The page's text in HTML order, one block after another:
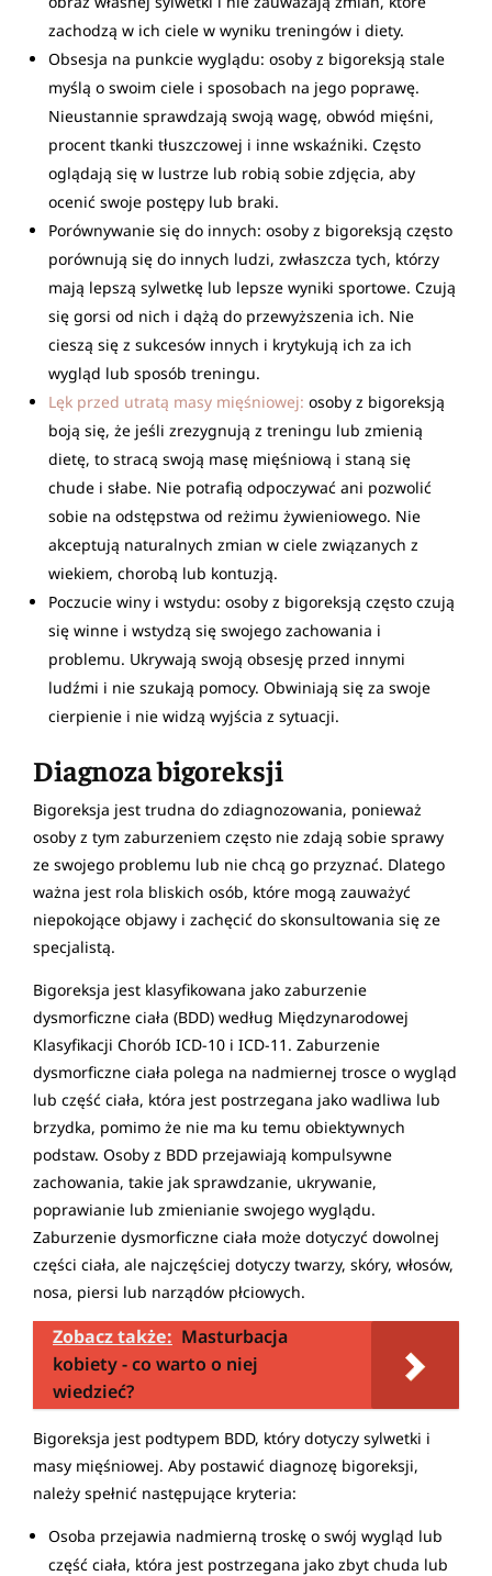
zachodzą w ich ciele w wyniku treningów i diety.
Obsesja na punkcie wyglądu: osoby z bigoreksją stale
myślą o swoim ciele i sposobach na jego poprawę.
Nieustannie sprawdzają swoją wagę, obwód mięśni,
procent tkanki tłuszczowej i inne wskaźniki. Często
oglądają się w lustrze lub robią sobie zdjęcia, aby
ocenić swoje postępy lub braki.
Porównywanie się do innych: osoby z bigoreksją często
porównują się do innych ludzi, zwłaszcza tych, którzy
mają lepszą sylwetkę lub lepsze wyniki sportowe. Czują
się gorsi od nich i dążą do przewyższenia ich. Nie
cieszą się z sukcesów innych i krytykują ich za ich
wygląd lub sposób treningu.
Lęk przed utratą masy mięśniowej: osoby z bigoreksją
boją się, że jeśli zrezygnują z treningu lub zmienią
dietę, to stracą swoją masę mięśniową i staną się
chude i słabe. Nie potrafią odpoczywać ani pozwolić
sobie na odstępstwa od reżimu żywieniowego. Nie
akceptują naturalnych zmian w ciele związanych z
wiekiem, chorobą lub kontuzją.
Poczucie winy i wstydu: osoby z bigoreksją często czują
się winne i wstydzą się swojego zachowania i
problemu. Ukrywają swoją obsesję przed innymi
ludźmi i nie szukają pomocy. Obwiniają się za swoje
cierpienie i nie widzą wyjścia z sytuacji.
Diagnoza bigoreksji
Bigoreksja jest trudna do zdiagnozowania, ponieważ
osoby z tym zaburzeniem często nie zdają sobie sprawy
ze swojego problemu lub nie chcą go przyznać. Dlatego
ważna jest rola bliskich osób, które mogą zauważyć
niepokojące objawy i zachęcić do skonsultowania się ze
specjalistą.
Bigoreksja jest klasyfikowana jako zaburzenie
dysmorficzne ciała (BDD) według Międzynarodowej
Klasyfikacji Chorób ICD-10 i ICD-11. Zaburzenie
dysmorficzne ciała polega na nadmiernej trosce o wygląd
lub część ciała, która jest postrzegana jako wadliwa lub
brzydka, pomimo że nie ma ku temu obiektywnych
podstaw. Osoby z BDD przejawiają kompulsywne
zachowania, takie jak sprawdzanie, ukrywanie,
poprawianie lub zmienianie swojego wyglądu.
Zaburzenie dysmorficzne ciała może dotyczyć dowolnej
części ciała, ale najczęściej dotyczy twarzy, skóry, włosów,
nosa, piersi lub narządów płciowych.
Zobacz także: Masturbacja
kobiety - co warto o niej
wiedzieć?
Bigoreksja jest podtypem BDD, który dotyczy sylwetki i
masy mięśniowej. Aby postawić diagnozę bigoreksji,
należy spełnić następujące kryteria:
Osoba przejawia nadmierną troskę o swój wygląd lub
część ciała, która jest postrzegana jako zbyt chuda lub